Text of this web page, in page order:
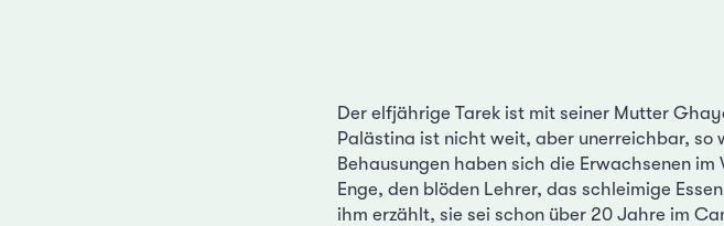
Der elfjährige Tarek ist mit seiner Mutter
Palästina ist nicht weit, aber unerreichbar, so
Behausungen haben sich die Erwachsenen
Enge, den blöden Lehrer, das schleimige
ihm erzählt, sie sei schon über 20 Jahre im